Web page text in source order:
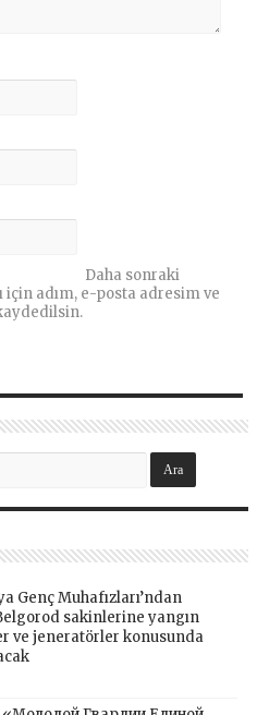
Daha sonraki
için adım, e-posta adresim ve
Genç Muhafızları’ndan
sakinlerine yangın
ve jeneratörler konusunda